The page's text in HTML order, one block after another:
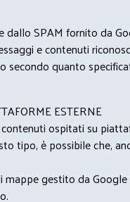
dallo SPAM fornito da
e contenuti
secondo quanto
ESTERNE
ospitati su
tipo, è possibile che,
mappe gestito da